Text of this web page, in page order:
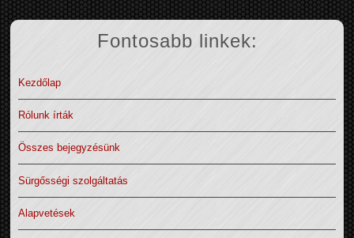
Fontosabb linkek:
Kezdőlap
Rólunk írták
Összes bejegyzésünk
Sürgősségi szolgáltatás
Alapvetések